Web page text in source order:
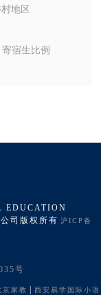
村地区
寄宿生比例
EDUCATION
司版权所有 沪ICP备
号
京家教 西安易学国际小语